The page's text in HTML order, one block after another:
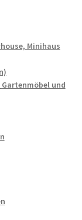
Minihaus
und